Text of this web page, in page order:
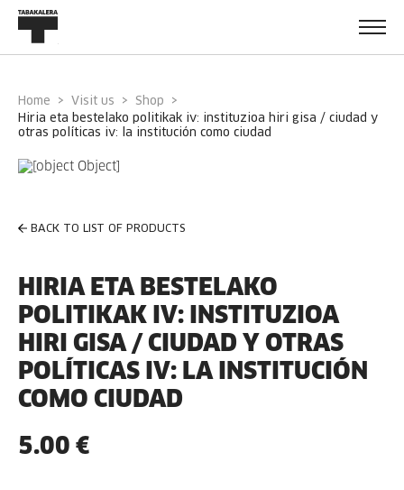
Home Visit us
Shop
hiria eta bestelako politikak iv: instituzioa hiri gisa / ciudad y
otras políticas iv: la institución como ciudad
BACK TO LIST OF PRODUCTS
HIRIA ETA BESTELAKO
POLITIKAK IV: INSTITUZIOA
HIRI GISA / CIUDAD Y OTRAS
POLÍTICAS IV: LA INSTITUCIÓN
COMO CIUDAD
5.00 €